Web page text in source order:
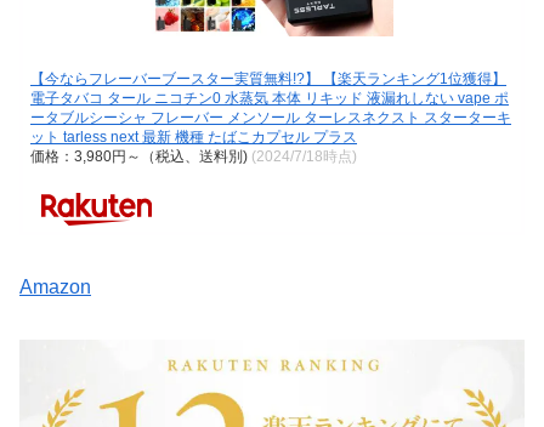
【今ならフレーバーブースター実質無料!?】 【楽天ランキング1位獲得】
電子タバコ タール ニコチン0 水蒸気 本体 リキッド 液漏れしない vape ポ
ータブルシーシャ フレーバー メンソール ターレスネクスト スターターキ
ット tarless next 最新 機種 たばこカプセル プラス
価格：3,980円～（税込、送料別) (2024/7/18時点)
Amazon